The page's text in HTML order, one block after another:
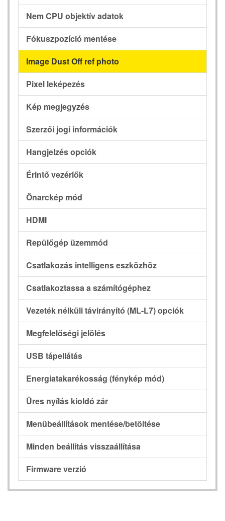
Nem CPU objektív adatok
Fókuszpozíció mentése
Image Dust Off ref photo
Pixel leképezés
Kép megjegyzés
Szerzői jogi információk
Hangjelzés opciók
Érintő vezérlők
Önarckép mód
HDMI
Repülőgép üzemmód
Csatlakozás intelligens eszközhöz
Csatlakoztassa a számítógéphez
Vezeték nélküli távirányító (ML-L7) opciók
Megfelelőségi jelölés
USB tápellátás
Energiatakarékosság (fénykép mód)
Üres nyílás kioldó zár
Menübeállítások mentése/betöltése
Minden beállítás visszaállítása
Firmware verzió